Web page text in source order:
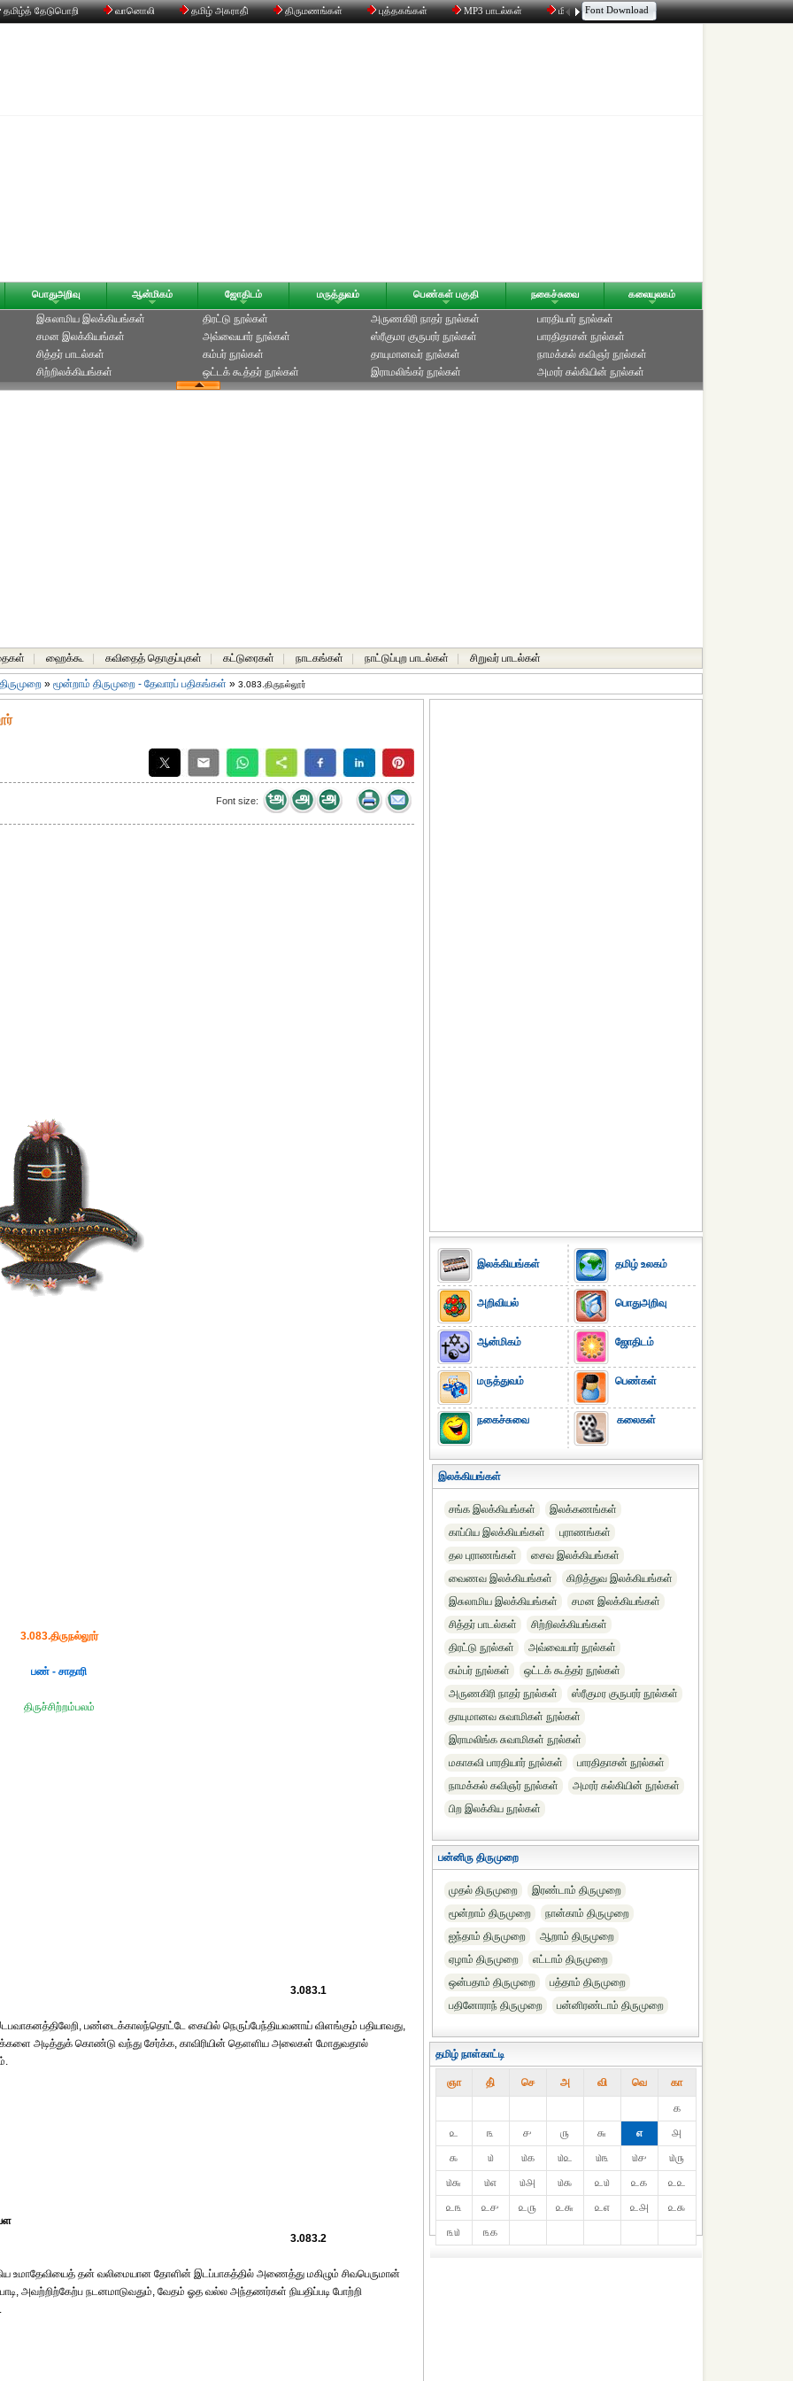
தமிழ்த் தேடுபொறி வானொலி தமிழ் அகராதி் திருமணங்கள் புத்தகங்கள் MP3 பாடல்கள் மின்னஞ்சல் திரட்டி உரையாடல்
Font Download
பொதுஅறிவு ஆன்மிகம் ஜோதிடம் மருத்துவம் பெண்கள் பகுதி நகைச்சுவை கலையுலகம்
இசுலாமிய இலக்கியங்கள்
சமன இலக்கியங்கள்
சித்தர் பாடல்கள்
சிற்றிலக்கியங்கள்
திரட்டு நூல்கள்
அவ்வையார் நூல்கள்
கம்பர் நூல்கள்
ஒட்டக் கூத்தர் நூல்கள்
அருணகிரி நாதர் நூல்கள்
ஸ்ரீகுமர குருபரர் நூல்கள்
தாயுமானவர் நூல்கள்
இராமலிங்கர் நூல்கள்
பாரதியார் நூல்கள்
பாரதிதாசன் நூல்கள்
நாமக்கல் கவிஞர் நூல்கள்
அமரர் கல்கியின் நூல்கள்
ஹைக்கூ கவிதைத் தொகுப்புகள் கட்டுரைகள் நாடகங்கள் நாட்டுப்புற பாடல்கள் சிறுவர் பாடல்கள்
» மூன்றாம் திருமுறை - தேவாரப் பதிகங்கள் » 3.083.திருநல்லூர்
Font size:
3.083.திருநல்லூர்
பண் - சாதாரி
திருச்சிற்றம்பலம்
3.083.1
பண்டைக்காலந்தொட்டே கையில் நெருப்பேந்தியவனாய் விளங்கும் பதியாவது,
அடித்துக் கொண்டு வந்து சேர்க்க, காவிரியின் தௌளிய அலைகள் மோதுவதால்
3.083.2
உமாதேவியைத் தன் வலிமையான தோளின் இடப்பாகத்தில் அணைத்து மகிழும் சிவபெருமான்
அவற்றிற்கேற்ப நடனமாடுவதும், வேதம் ஓத வல்ல அந்தணர்கள் நியதிப்படி போற்றி
இலக்கியங்கள்
அறிவியல்
ஆன்மிகம்
மருத்துவம்
நகைச்சுவை
தமிழ் உலகம்
பொதுஅறிவு
ஜோதிடம்
பெண்கள்
கலைகள்
இலக்கியங்கள்
சங்க இலக்கியங்கள்
இலக்கணங்கள்
காப்பிய இலக்கியங்கள்
புராணங்கள்
தல புராணங்கள்
சைவ இலக்கியங்கள்
வைணவ இலக்கியங்கள்
கிறித்துவ இலக்கியங்கள்
இசுலாமிய இலக்கியங்கள்
சமன இலக்கியங்கள்
சித்தர் பாடல்கள்
சிற்றிலக்கியங்கள்
திரட்டு நூல்கள்
அவ்வையார் நூல்கள்
கம்பர் நூல்கள்
ஒட்டக் கூத்தர் நூல்கள்
அருணகிரி நாதர் நூல்கள்
ஸ்ரீகுமர குருபரர் நூல்கள்
தாயுமானவ சுவாமிகள் நூல்கள்
இராமலிங்க சுவாமிகள் நூல்கள்
மகாகவி பாரதியார் நூல்கள்
பாரதிதாசன் நூல்கள்
நாமக்கல் கவிஞர் நூல்கள்
அமரர் கல்கியின் நூல்கள்
பிற இலக்கிய நூல்கள்
பன்னிரு திருமுறை
முதல் திருமுறை
இரண்டாம் திருமுறை
மூன்றாம் திருமுறை
நான்காம் திருமுறை
ஐந்தாம் திருமுறை
ஆறாம் திருமுறை
ஏழாம் திருமுறை
எட்டாம் திருமுறை
ஒன்பதாம் திருமுறை
பத்தாம் திருமுறை
பதினோராந் திருமுறை
பன்னிரண்டாம் திருமுறை
தமிழ் நாள்காட்டி
ஞா தி் செ அ வி வெ கா
௧
௨
௩ ௪ ௫ ௬ ௭
௮
௯
௰ ௰௧ ௰௨ ௰௩ ௰௪
௰௫
௰௬
௰௭ ௰௮ ௰௯ ௨௰ ௨௧
௨௨
௨௩
௨௪ ௨௫ ௨௬ ௨௭ ௨௮
௨௯
௩௰
௩௧